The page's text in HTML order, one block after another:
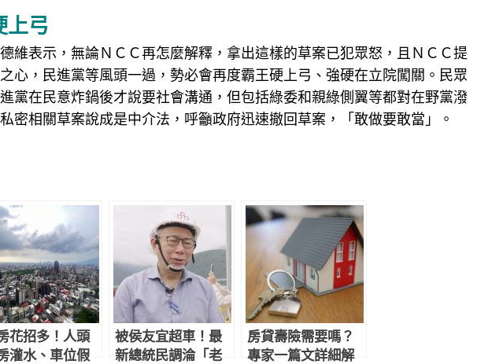
上弓
維表示，無論ＮＣＣ再怎麼解釋，拿出這樣的草案已犯眾怒，且ＮＣＣ提
心，民進黨等風頭一過，勢必會再度霸王硬上弓、強硬在立院闖關。 民眾
黨在民意炸鍋後才說要社會溝通，但包括綠委和親綠側翼等都對在野黨潑
密相關草案說成是中介法，呼籲政府迅速撤回草案，「敢做要敢當」。
花招多！人頭
灌水、車位假
被侯友宜超車！最
新總統民調淪「老
房貸壽險需要嗎？
專家一篇文詳細解